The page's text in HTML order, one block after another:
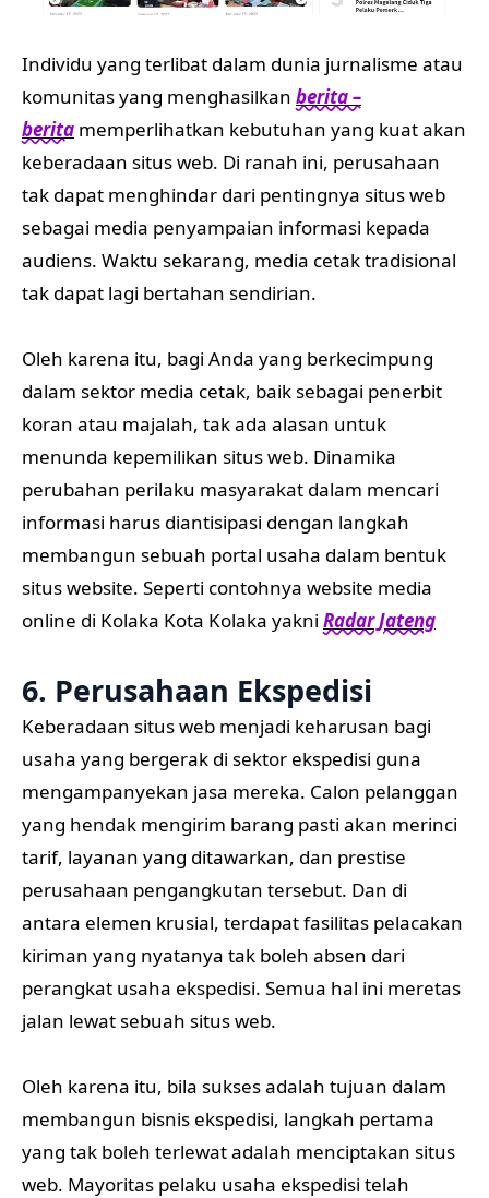
Individu yang terlibat dalam dunia jurnalisme atau
komunitas yang menghasilkan berita –
berita memperlihatkan kebutuhan yang kuat akan
keberadaan situs web. Di ranah ini, perusahaan
tak dapat menghindar dari pentingnya situs web
sebagai media penyampaian informasi kepada
audiens. Waktu sekarang, media cetak tradisional
tak dapat lagi bertahan sendirian.
Oleh karena itu, bagi Anda yang berkecimpung
dalam sektor media cetak, baik sebagai penerbit
koran atau majalah, tak ada alasan untuk
menunda kepemilikan situs web. Dinamika
perubahan perilaku masyarakat dalam mencari
informasi harus diantisipasi dengan langkah
membangun sebuah portal usaha dalam bentuk
situs website. Seperti contohnya website media
online di Kolaka Kota Kolaka yakni Radar Jateng
6. Perusahaan Ekspedisi
Keberadaan situs web menjadi keharusan bagi
usaha yang bergerak di sektor ekspedisi guna
mengampanyekan jasa mereka. Calon pelanggan
yang hendak mengirim barang pasti akan merinci
tarif, layanan yang ditawarkan, dan prestise
perusahaan pengangkutan tersebut. Dan di
antara elemen krusial, terdapat fasilitas pelacakan
kiriman yang nyatanya tak boleh absen dari
perangkat usaha ekspedisi. Semua hal ini meretas
jalan lewat sebuah situs web.
Oleh karena itu, bila sukses adalah tujuan dalam
membangun bisnis ekspedisi, langkah pertama
yang tak boleh terlewat adalah menciptakan situs
web. Mayoritas pelaku usaha ekspedisi telah